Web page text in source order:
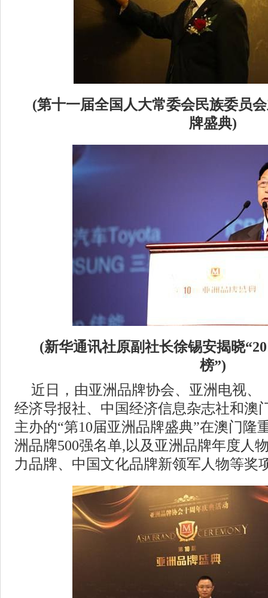
(第十一届全国人大常委会民族委员
牌盛典)
(新华通讯社原副社长徐锡安揭晓
榜”)
近日，由亚洲品牌协会、亚洲电视、
经济导报社、中国经济信息杂志社和澳
主办的“第10届亚洲品牌盛典”在澳门隆
洲品牌500强名单,以及亚洲品牌年度人
力品牌、中国文化品牌新领军人物等奖